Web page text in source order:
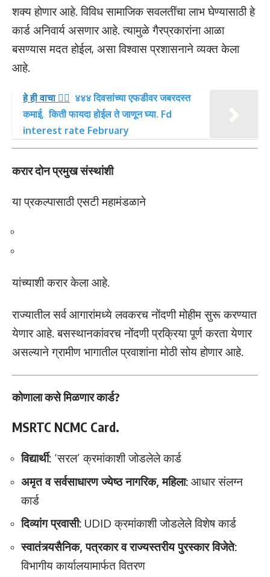
शक्य होणार आहे. विविध सामाजिक सवलतींचा लाभ घेण्यासाठी हे
कार्ड अनिवार्य असणार आहे. त्यामुळे गैरप्रकारांना आळा
बसण्यास मदत होईल, असा विश्वास प्रशासनाने व्यक्त केला
आहे.
हे ही वाचा 👉🏻 ४४४ दिवसांच्या एफडीवर जबरदस्त
कमाई, किती फायदा होईल ते जाणून घ्या. Fd
interest rate February
करार दोन प्रमुख संस्थांशी
या प्रकल्पासाठी एसटी महामंडळाने
यांच्याशी करार केला आहे.
राज्यातील सर्व आगारांमध्ये लवकरच नोंदणी मोहीम सुरू करण्यात
येणार आहे. बसस्थानकांवरच नोंदणी प्रक्रिया पूर्ण करता येणार
असल्याने ग्रामीण भागातील प्रवाशांना मोठी सोय होणार आहे.
कोणाला कसे मिळणार कार्ड?
MSRTC NCMC Card.
विद्यार्थी: ‘सरल’ क्रमांकाशी जोडलेले कार्ड
अमृत व सर्वसाधारण ज्येष्ठ नागरिक, महिला: आधार संलग्न
कार्ड
दिव्यांग प्रवासी: UDID क्रमांकाशी जोडलेले विशेष कार्ड
स्वातंत्र्यसैनिक, पत्रकार व राज्यस्तरीय पुरस्कार विजेते:
विभागीय कार्यालयामार्फत वितरण